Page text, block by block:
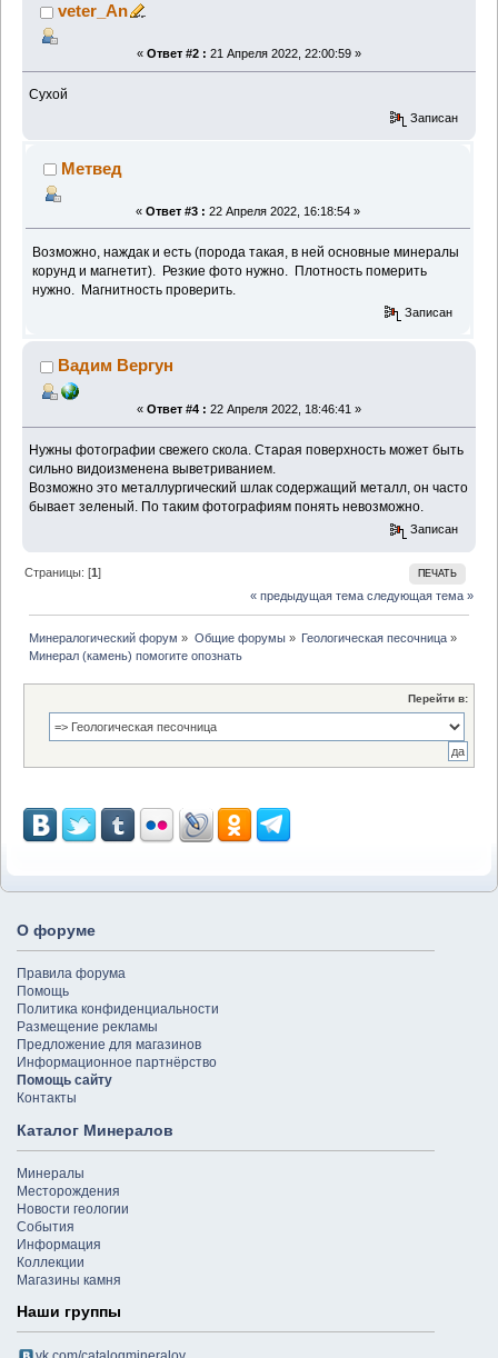
veter_An
« Ответ #2 : 21 Апреля 2022, 22:00:59 »
Сухой
Записан
Метвед
« Ответ #3 : 22 Апреля 2022, 16:18:54 »
Возможно, наждак и есть (порода такая, в ней основные минералы
корунд и магнетит). Резкие фото нужно. Плотность померить
нужно. Магнитность проверить.
Записан
Вадим Вергун
« Ответ #4 : 22 Апреля 2022, 18:46:41 »
Нужны фотографии свежего скола. Старая поверхность может быть
сильно видоизменена выветриванием.
Возможно это металлургический шлак содержащий металл, он часто
бывает зеленый. По таким фотографиям понять невозможно.
Записан
ПЕЧАТЬ
Страницы: [1]
« предыдущая тема следующая тема »
Минералогический форум » Общие форумы» Геологическая песочница»
Минерал (камень) помогите опознать
Перейти в:
О форуме
Правила форума
Помощь
Политика конфиденциальности
Размещение рекламы
Предложение для магазинов
Информационное партнёрство
Помощь сайту
Контакты
Каталог Минералов
Минералы
Месторождения
Новости геологии
События
Информация
Коллекции
Магазины камня
Наши группы